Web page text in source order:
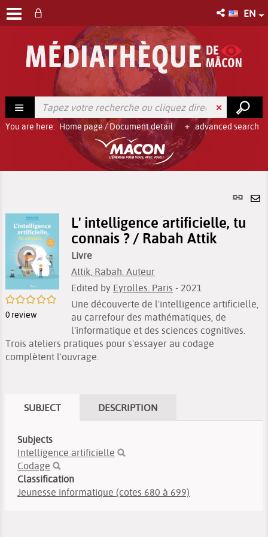
EN
advanced search
You are here: Home page/Document detail
link
/5
0 review
L' intelligence artificielle, tu
connais ? / Rabah Attik
Livre
Attik, Rabah. Auteur
Edited by Eyrolles. Paris - 2021
Une découverte de l'intelligence artificielle,
au carrefour des mathématiques, de
l'informatique et des sciences cognitives.
Trois ateliers pratiques pour s'essayer au codage
complètent l'ouvrage.
SUBJECT DESCRIPTION
Subjects
Intelligence artificielle
Codage
Classification
Jeunesse informatique (cotes 680 à 699)